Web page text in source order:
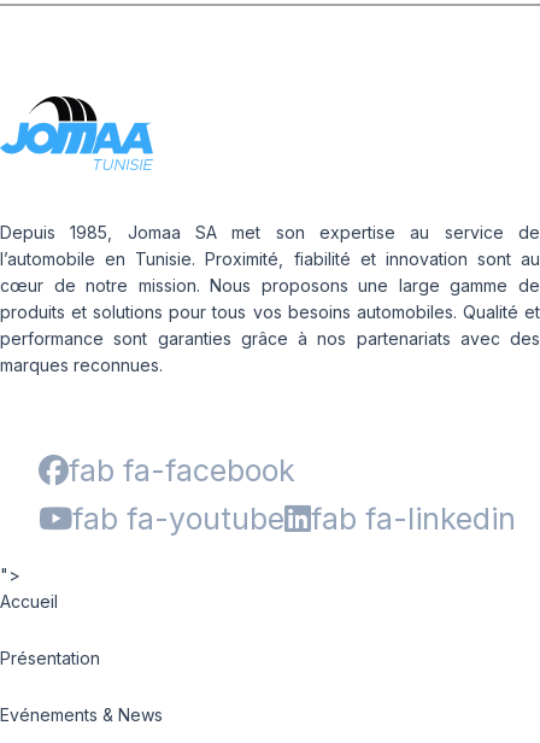
Depuis 1985, Jomaa SA met son expertise au service de
l’automobile en Tunisie. Proximité, fiabilité et innovation sont au
cœur de notre mission. Nous proposons une large gamme de
produits et solutions pour tous vos besoins automobiles. Qualité et
performance sont garanties grâce à nos partenariats avec des
marques reconnues.
fab fa-facebook
fab fa-youtube
fab fa-linkedin
">
Accueil
Présentation
Evénements & News